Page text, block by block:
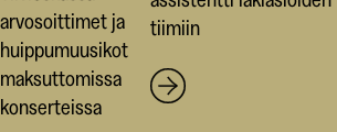
arvosoittimet ja
huippumuusikot
maksuttomissa
konserteissa
tiimiin